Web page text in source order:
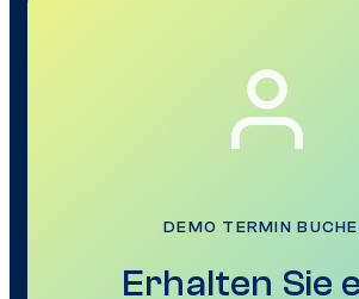
DEMO TERMIN
Erhalten Sie